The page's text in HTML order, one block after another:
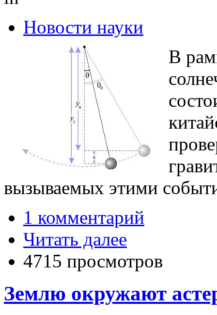
Новости науки
В
вызываемых этими
1 комментарий
Читать далее
4715 просмотров
Землю окружают